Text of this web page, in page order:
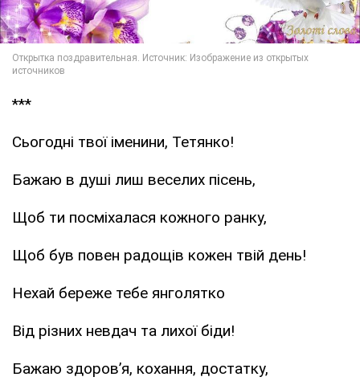
***
Сьогодні твої іменини, Тетянко!
Бажаю в душі лиш веселих пісень,
Щоб ти посміхалася кожного ранку,
Щоб був повен радощів кожен твій день!
Нехай береже тебе янголятко
Від різних невдач та лихої біди!
Бажаю здоров’я, кохання, достатку,